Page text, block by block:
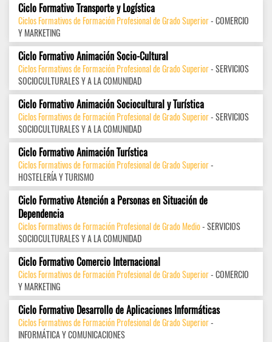
Ciclo Formativo Transporte y Logística
Ciclos Formativos de Formación Profesional de Grado Superior- COMERCIO
Y MARKETING
Ciclo Formativo Animación Socio-Cultural
Ciclos Formativos de Formación Profesional de Grado Superior- SERVICIOS
SOCIOCULTURALES Y A LA COMUNIDAD
Ciclo Formativo Animación Sociocultural y Turística
Ciclos Formativos de Formación Profesional de Grado Superior- SERVICIOS
SOCIOCULTURALES Y A LA COMUNIDAD
Ciclo Formativo Animación Turística
Ciclos Formativos de Formación Profesional de Grado Superior-
HOSTELERÍA Y TURISMO
Ciclo Formativo Atención a Personas en Situación de
Dependencia
Ciclos Formativos de Formación Profesional de Grado Medio- SERVICIOS
SOCIOCULTURALES Y A LA COMUNIDAD
Ciclo Formativo Comercio Internacional
Ciclos Formativos de Formación Profesional de Grado Superior- COMERCIO
Y MARKETING
Ciclo Formativo Desarrollo de Aplicaciones Informáticas
Ciclos Formativos de Formación Profesional de Grado Superior-
INFORMÁTICA Y COMUNICACIONES